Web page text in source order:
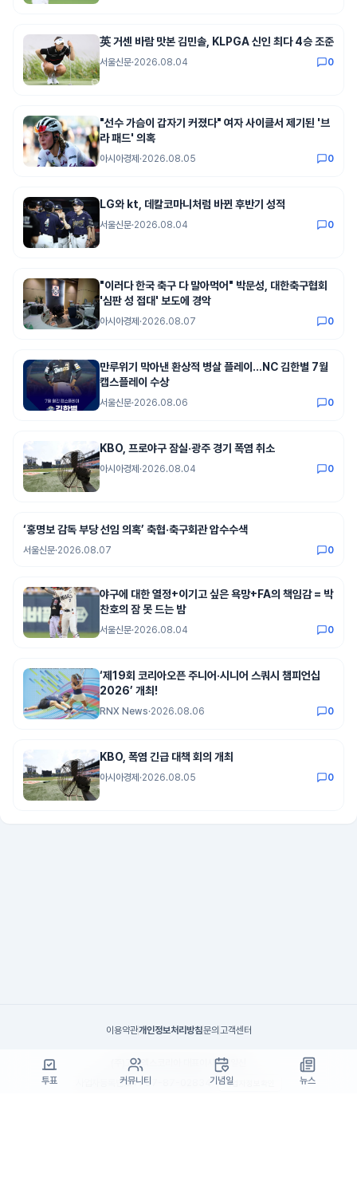
英 거센 바람 맛본 김민솔, KLPGA 신인 최다 4승 조준
서울신문·2026.08.04 0
"선수 가슴이 갑자기 커졌다" 여자 사이클서 제기된 '브
라 패드' 의혹
아시아경제 ·2026.08.05 0
LG와 kt, 데칼코마니처럼 바뀐 후반기 성적
서울신문·2026.08.04 0
"이러다 한국 축구 다 말아먹어" 박문성, 대한축구협회
'심판 성 접대' 보도에 경악
아시아경제 ·2026.08.07 0
만루위기 막아낸 환상적 병살 플레이...NC 김한별 7월
캡스플레이 수상
서울신문·2026.08.06 0
KBO, 프로야구 잠실·광주 경기 폭염 취소
아시아경제 ·2026.08.04 0
‘홍명보 감독 부당 선임 의혹’ 축협·축구회관 압수수색
서울신문·2026.08.07 0
야구에 대한 열정+이기고 싶은 욕망+FA의 책임감 = 박
찬호의 잠 못 드는 밤
서울신문·2026.08.04 0
‘제19회 코리아오픈 주니어·시니어 스쿼시 챔피언십
2026’ 개최!
RNX News·2026.08.06 0
KBO, 폭염 긴급 대책 회의 개최
아시아경제 ·2026.08.05 0
이용약관개인정보처리방침문의 고객센터
(주)고투엑스코리아 대표이사 : 김일신
사업자등록번호 : 737-87-02834
사업자정보확인
투표 커뮤니티 기념일 뉴스